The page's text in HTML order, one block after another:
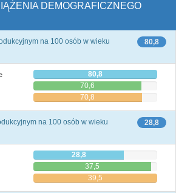
DEMOGRAFICZNEGO
80,8
na 100 osób w wieku
80,8
70,6
70,8
28,8
na 100 osób w wieku
28,8
37,5
39,5